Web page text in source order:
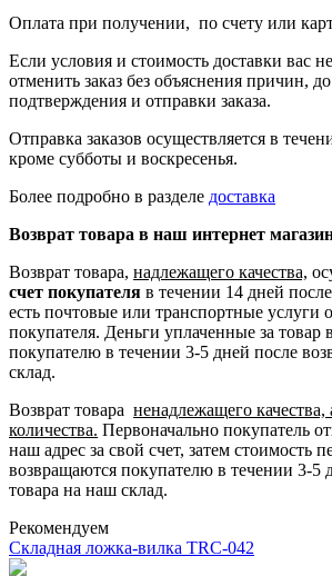
Оплата при получении, по счету или
Если условия и стоимость доставки вас
отменить заказ без объяснения причин,
подтверждения и отправки заказа.
Отправка заказов осуществляется в
кроме субботы и воскресенья.
Более подробно в разделе доставка
Возврат товара в наш интернет
Возврат товара, надлежащего качества,
счет покупателя в течении 14 дней
есть почтовые или транспортные услуги
покупателя. Деньги уплаченные за товар
покупателю в течении 3-5 дней после
склад.
Возврат товара ненадлежащего качества,
количества. Первоначально покупатель
наш адрес за свой счет, затем стоимость
возвращаются покупателю в течении 3-5
товара на наш склад.
Рекомендуем
Складная ложка-вилка TRC-042